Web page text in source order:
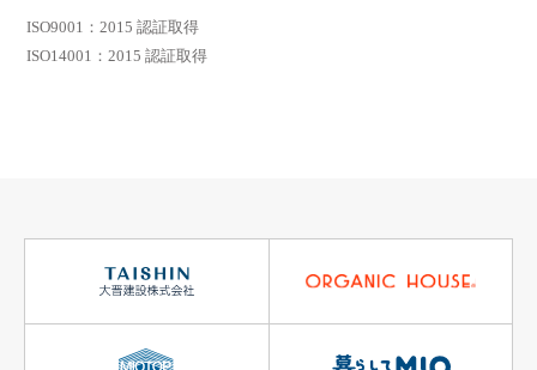
ISO9001：2015 認証取得
ISO14001：2015 認証取得